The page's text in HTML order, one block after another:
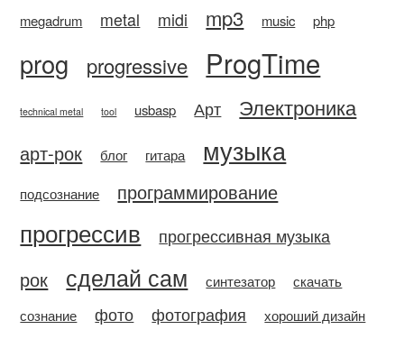
megadrum metal midi mp3 music php
prog progressive ProgTime
technical metal tool usbasp Арт Электроника
арт-рок блог гитара музыка
подсознание программирование
прогрессив прогрессивная музыка
рок сделай сам синтезатор
скачать
сознание
фото фотография хороший дизайн